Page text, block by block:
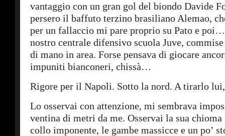
vantaggio con un gran gol del biondo Davide
persero il baffuto terzino brasiliano Alemao,
per un fallaccio mi pare proprio su Pato e
nostro centrale difensivo scuola Juve,
di mano in area. Forse pensava di giocare
impuniti bianconeri, chissà…
Rigore per il Napoli. Sotto la nord. A tirarlo
Lo osservai con attenzione, mi sembrava
ventina di metri da me. Osservai la sua
collo imponente, le gambe massicce e un po’